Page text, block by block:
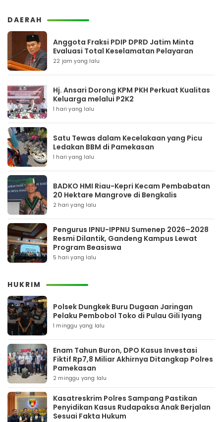
DAERAH
Anggota Fraksi PDIP DPRD Jatim Minta
Evaluasi Total Keselamatan Pelayaran
22 jam yang lalu
Hj. Ansari Dorong KPM PKH Perkuat Kualitas
Keluarga melalui P2K2
1 hari yang lalu
Satu Tewas dalam Kecelakaan yang Picu
Ledakan BBM di Pamekasan
1 hari yang lalu
BADKO HMI Riau-Kepri Kecam Pembabatan
20 Hektare Mangrove di Bengkalis
2 hari yang lalu
Pengurus IPNU-IPPNU Sumenep 2026–2028
Resmi Dilantik, Gandeng Kampus Lewat
Program Beasiswa
5 hari yang lalu
HUKRIM
Polsek Dungkek Buru Dugaan Jaringan
Pelaku Pembobol Toko di Pulau Gili Iyang
1 minggu yang lalu
Enam Tahun Buron, DPO Kasus Investasi
Fiktif Rp7,8 Miliar Akhirnya Ditangkap Polres
Pamekasan
2 minggu yang lalu
Kasatreskrim Polres Sampang Pastikan
Penyidikan Kasus Rudapaksa Anak Berjalan
Sesuai Fakta Hukum